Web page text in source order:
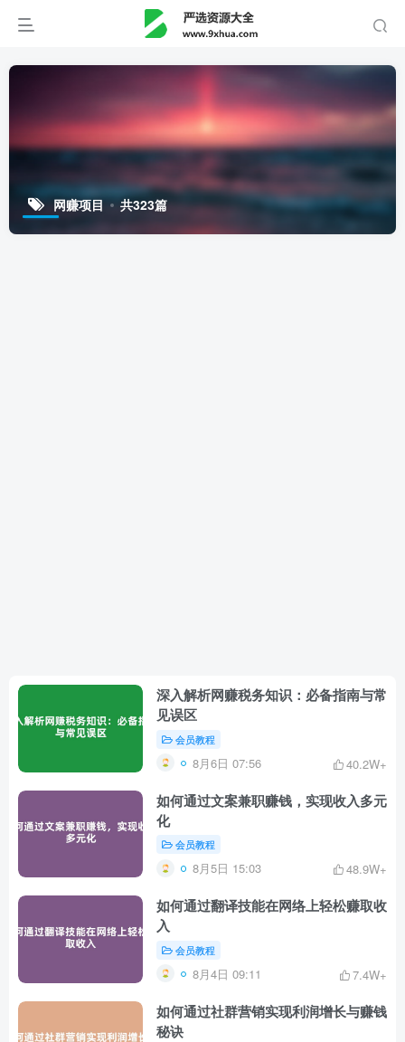
网赚项目 共323篇
深入解析网赚税务知识：必备指南与常
见误区
会员教程
8月6日 07:56 40.2W+
如何通过文案兼职赚钱，实现收入多元
化
会员教程
8月5日 15:03 48.9W+
如何通过翻译技能在网络上轻松赚取收
入
会员教程
8月4日 09:11 7.4W+
如何通过社群营销实现利润增长与赚钱
秘诀